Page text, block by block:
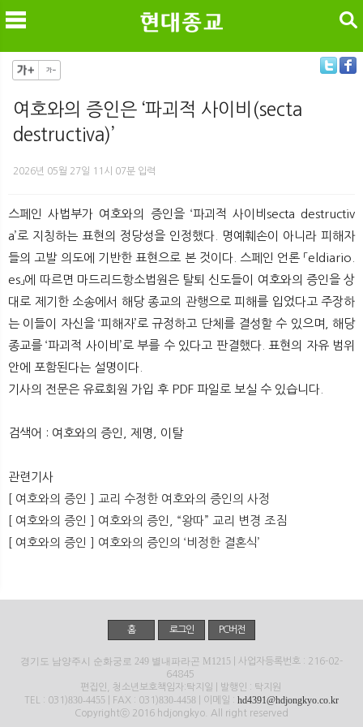
메
뉴
검색
여호와의 증인은 ‘파괴적 사이비(secta
destructiva)’
2026년 05월 27일 11시 07분 입력
스페인 사법부가 여호와의 증인을 ‘파괴적 사이비secta destructiv
a’로 지칭하는 표현의 정당성을 인정했다. 명예훼손이 아니라 피해자
들의 고발 의도에 기반한 표현으로 본 것이다. 스페인 언론 「eldiario.
es」에 따르면 마드리드항소법원은 탈퇴 신도들이 여호와의 증인을 상
대로 제기한 소송에서 해당 종교의 관행으로 피해를 입었다고 주장하
는 이들이 자신을 ‘피해자’로 규정하고 단체를 결성할 수 있으며, 해당
종교를 ‘파괴적 사이비’로 부를 수 있다고 판결했다. 표현의 자유 범위
안에 포함된다는 설명이다.
기사의 전문은 유료회원 가입 후 PDF 파일로 보실 수 있습니다.
검색어 : 여호와의 증인, 제명, 이탈
관련기사
[ 여호와의 증인 ] 교리 수정한 여호와의 증인의 사정
[ 여호와의 증인 ] 여호와의 증인, “왕따” 교리 변경 조짐
[ 여호와의 증인 ] 여호와의 증인의 ‘비정한 결혼식’
홈 로그인 PC버전
경기도 남양주시 순화궁로 249 별내파라곤 M1215 | 사업자등록번호 : 216-02-
64845
편집인, 청소년보호책임자:탁지일 | 발행인 : 탁지원
TEL : 031)830-4455 | FAX : 031)830-4458 | 이메일 : hd4391@hdjongkyo.co.kr
Copyrightⓒ 2016 hdjongkyo. All right reserved